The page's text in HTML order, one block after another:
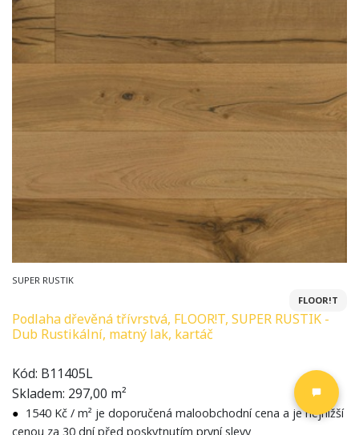
SUPER RUSTIK
FLOOR!T
Podlaha dřevěná třívrstvá, FLOOR!T, SUPER RUSTIK -
Dub Rustikální, matný lak, kartáč
Kód: B11405L
Skladem: 297,00 m²
● 1540 Kč / m² je doporučená maloobchodní cena a je nejnižší
cenou za 30 dní před poskytnutím první slevy